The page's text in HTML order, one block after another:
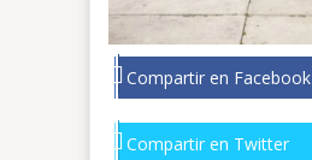
Compartir en Facebook
Compartir en Twitter